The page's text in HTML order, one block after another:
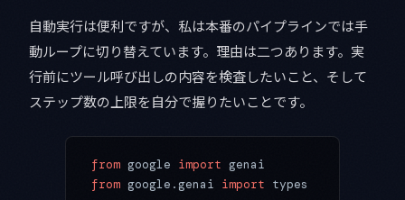
自動実行は便利ですが、私は本番のパイプラインでは手
動ループに切り替えています。理由は二つあります。実
行前にツール呼び出しの内容を検査したいこと、そして
ステップ数の上限を自分で握りたいことです。
from google import genai
from google.genai import types